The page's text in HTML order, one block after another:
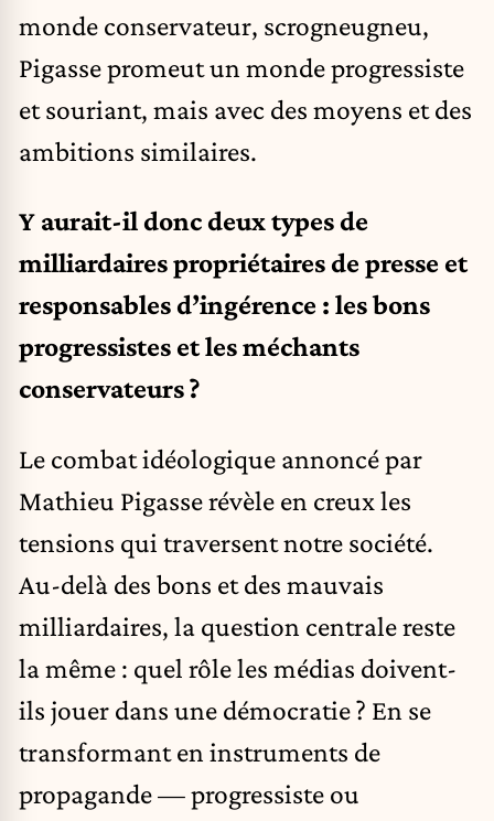
monde conservateur, scrogneugneu,
Pigasse promeut un monde progressiste
et souriant, mais avec des moyens et des
ambitions similaires.
Y aurait-il donc deux types de
milliardaires propriétaires de presse et
responsables d’ingérence : les bons
progressistes et les méchants
conservateurs ?
Le combat idéologique annoncé par
Mathieu Pigasse révèle en creux les
tensions qui traversent notre société.
Au-delà des bons et des mauvais
milliardaires, la question centrale reste
la même : quel rôle les médias doivent-
ils jouer dans une démocratie ? En se
transformant en instruments de
propagande — progressiste ou